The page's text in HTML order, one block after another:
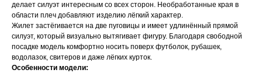
делает силуэт интересным со всех сторон. Необработанные края в
области плеч добавляют изделию лёгкий характер.
Жилет застёгивается на две пуговицы и имеет удлинённый прямой
силуэт, который визуально вытягивает фигуру. Благодаря свободной
посадке модель комфортно носить поверх футболок, рубашек,
водолазок, свитеров и даже лёгких курток.
Особенности модели: